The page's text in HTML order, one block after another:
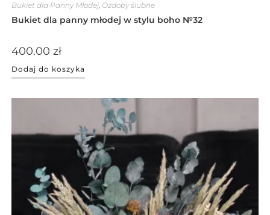
Bukiet dla Panny Młodej, Ozdoby ślubne
Bukiet dla panny młodej w stylu boho №32
400.00 zł
Dodaj do koszyka